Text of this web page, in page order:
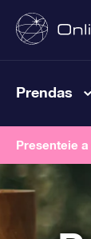
Prendas
Presenteie